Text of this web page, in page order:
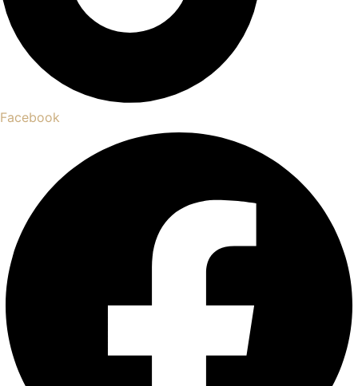
Facebook